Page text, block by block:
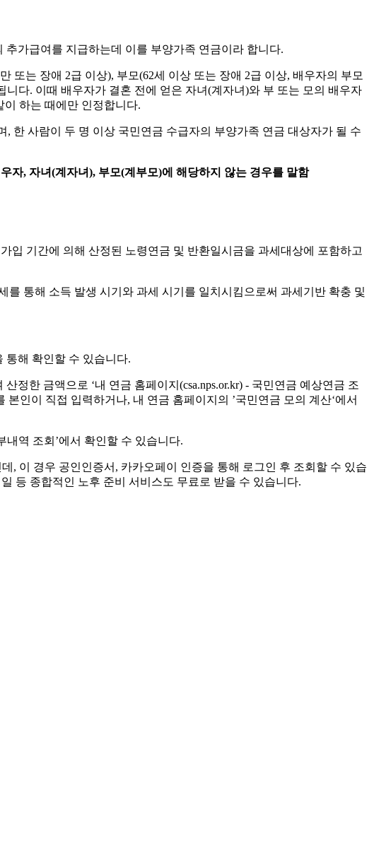
가급여를 지급하는데 이를 부양가족 연금이라 합니다.
또는 장애 2급 이상), 부모(62세 이상 또는 장애 2급 이상, 배우자의 부모
다. 이때 배우자가 결혼 전에 얻은 자녀(계자녀)와 부 또는 모의 배우자
하는 때에만 인정합니다.
한 사람이 두 명 이상 국민연금 수급자의 부양가족 연금 대상자가 될 수
자, 자녀(계자녀), 부모(계부모)에 해당하지 않는 경우를 말함
입 기간에 의해 산정된 노령연금 및 반환일시금을 과세대상에 포함하고
통해 소득 발생 시기와 과세 시기를 일치시킴으로써 과세기반 확충 및
통해 확인할 수 있습니다.
정한 금액으로 ‘내 연금 홈페이지(csa.nps.or.kr) - 국민연금 예상연금 조
인이 직접 입력하거나, 내 연금 홈페이지의 ’국민연금 모의 계산‘에서
역 조회’에서 확인할 수 있습니다.
, 이 경우 공인인증서, 카카오페이 인증을 통해 로그인 후 조회할 수 있습
등 종합적인 노후 준비 서비스도 무료로 받을 수 있습니다.